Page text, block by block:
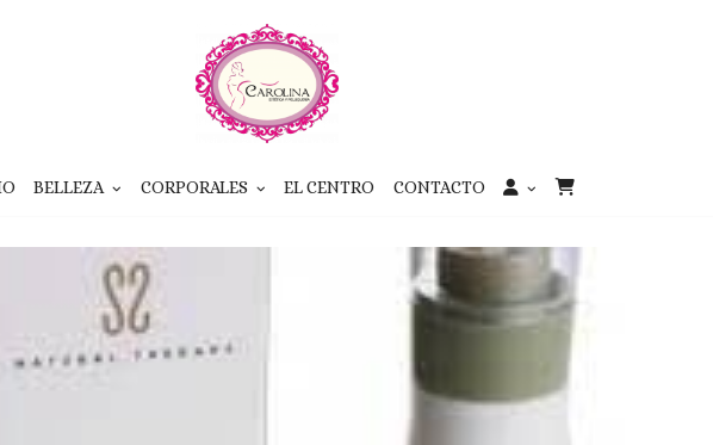
BELLEZA CORPORALES EL CENTRO CONTACTO